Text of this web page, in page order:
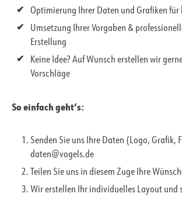
Optimierung Ihrer Daten und Grafiken
Umsetzung Ihrer Vorgaben &
Erstellung
Keine Idee? Auf Wunsch erstellen wir
Vorschläge
So einfach geht’s:
Senden Sie uns Ihre Daten (Logo, Grafik,
daten@vogels.de
Teilen Sie uns in diesem Zuge Ihre
Wir erstellen Ihr individuelles Layout und